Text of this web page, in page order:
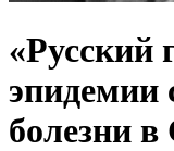
«Русский
эпидемии
болезни